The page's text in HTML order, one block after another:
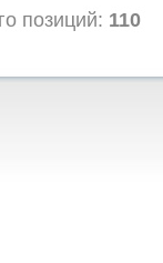
позиций: 110